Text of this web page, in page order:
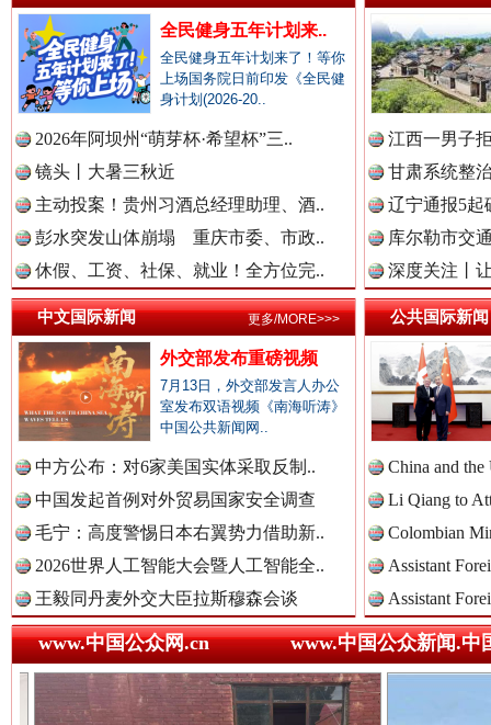
中国公共新闻网.
中国法制新闻网.
中国法治新闻网.
中国法院新闻网.
中国检察新闻网.
中国医药新闻网.
中国企业新闻网.
春天里的科技盛宴
巳巳如意，开工大吉！ 三轮上
“后车司机肯定在骂我”
全民健身五年计划来..
全民健身五年计划来了！等你
上场国务院日前印发《全民健
身计划(2026-20..
2026年阿坝州“萌芽杯·希望杯”三..
镜头丨大暑三秋近
主动投案！贵州习酒总经理助理、酒..
彭水突发山体崩塌 重庆市委、市政..
休假、工资、社保、就业！全方位完..
江西一男子
甘肃系统整
辽宁通报5起
库尔勒市交
深度关注丨
中文国际新闻
外交部发布重磅视频
7月13日，外交部发言人办公
室发布双语视频《南海听涛》
中国公共新闻网..
中方公布：对6家美国实体采取反制..
中国发起首例对外贸易国家安全调查
毛宁：高度警惕日本右翼势力借助新..
2026世界人工智能大会暨人工智能全..
王毅同丹麦外交大臣拉斯穆森会谈
更多/MORE>>> 公共国际新闻
China and
Li Qiang to
Colombian
Assistant
Assistant
www.中国公众网.cn www.中国公众新闻.中